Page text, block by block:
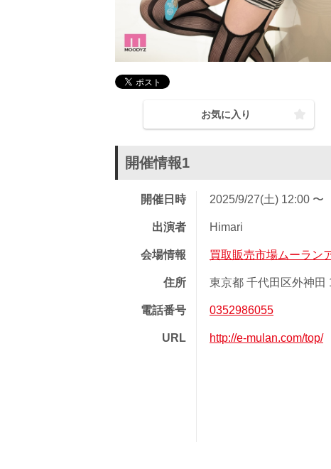
お気に入り
開催情報1
開催日時 2025/9/27(土) 12:00 〜
出演者 Himari
会場情報 買取販売市場ムーラン
住所 東京都 千代田区外神田
電話番号 0352986055
URL http://e-mulan.com/top/